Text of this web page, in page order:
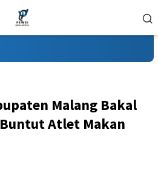
Malang Bakal
Atlet Makan